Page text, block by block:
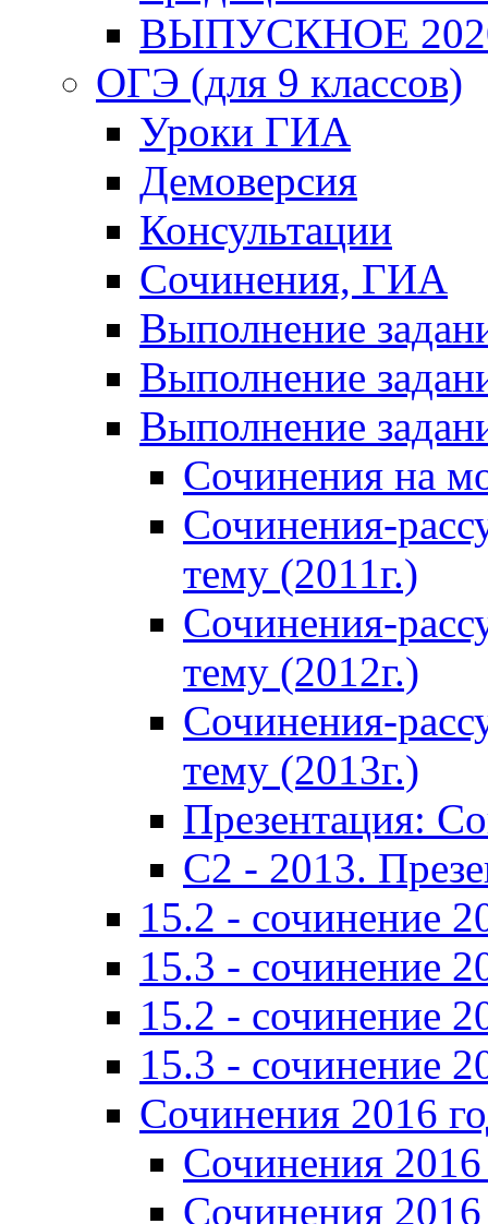
ВЫПУСКНОЕ
ОГЭ (для 9 классов)
Уроки ГИА
Демоверсия
Консультации
Сочинения, ГИА
Выполнение
Выполнение
Выполнение
Сочинения на
Сочинения-
тему (2011г.)
Сочинения-
тему (2012г.)
Сочинения-
тему (2013г.)
Презентация:
C2 - 2013.
15.2 - сочинение
15.3 - сочинение
15.2 - сочинение
15.3 - сочинение
Сочинения 2016
Сочинения
Сочинения